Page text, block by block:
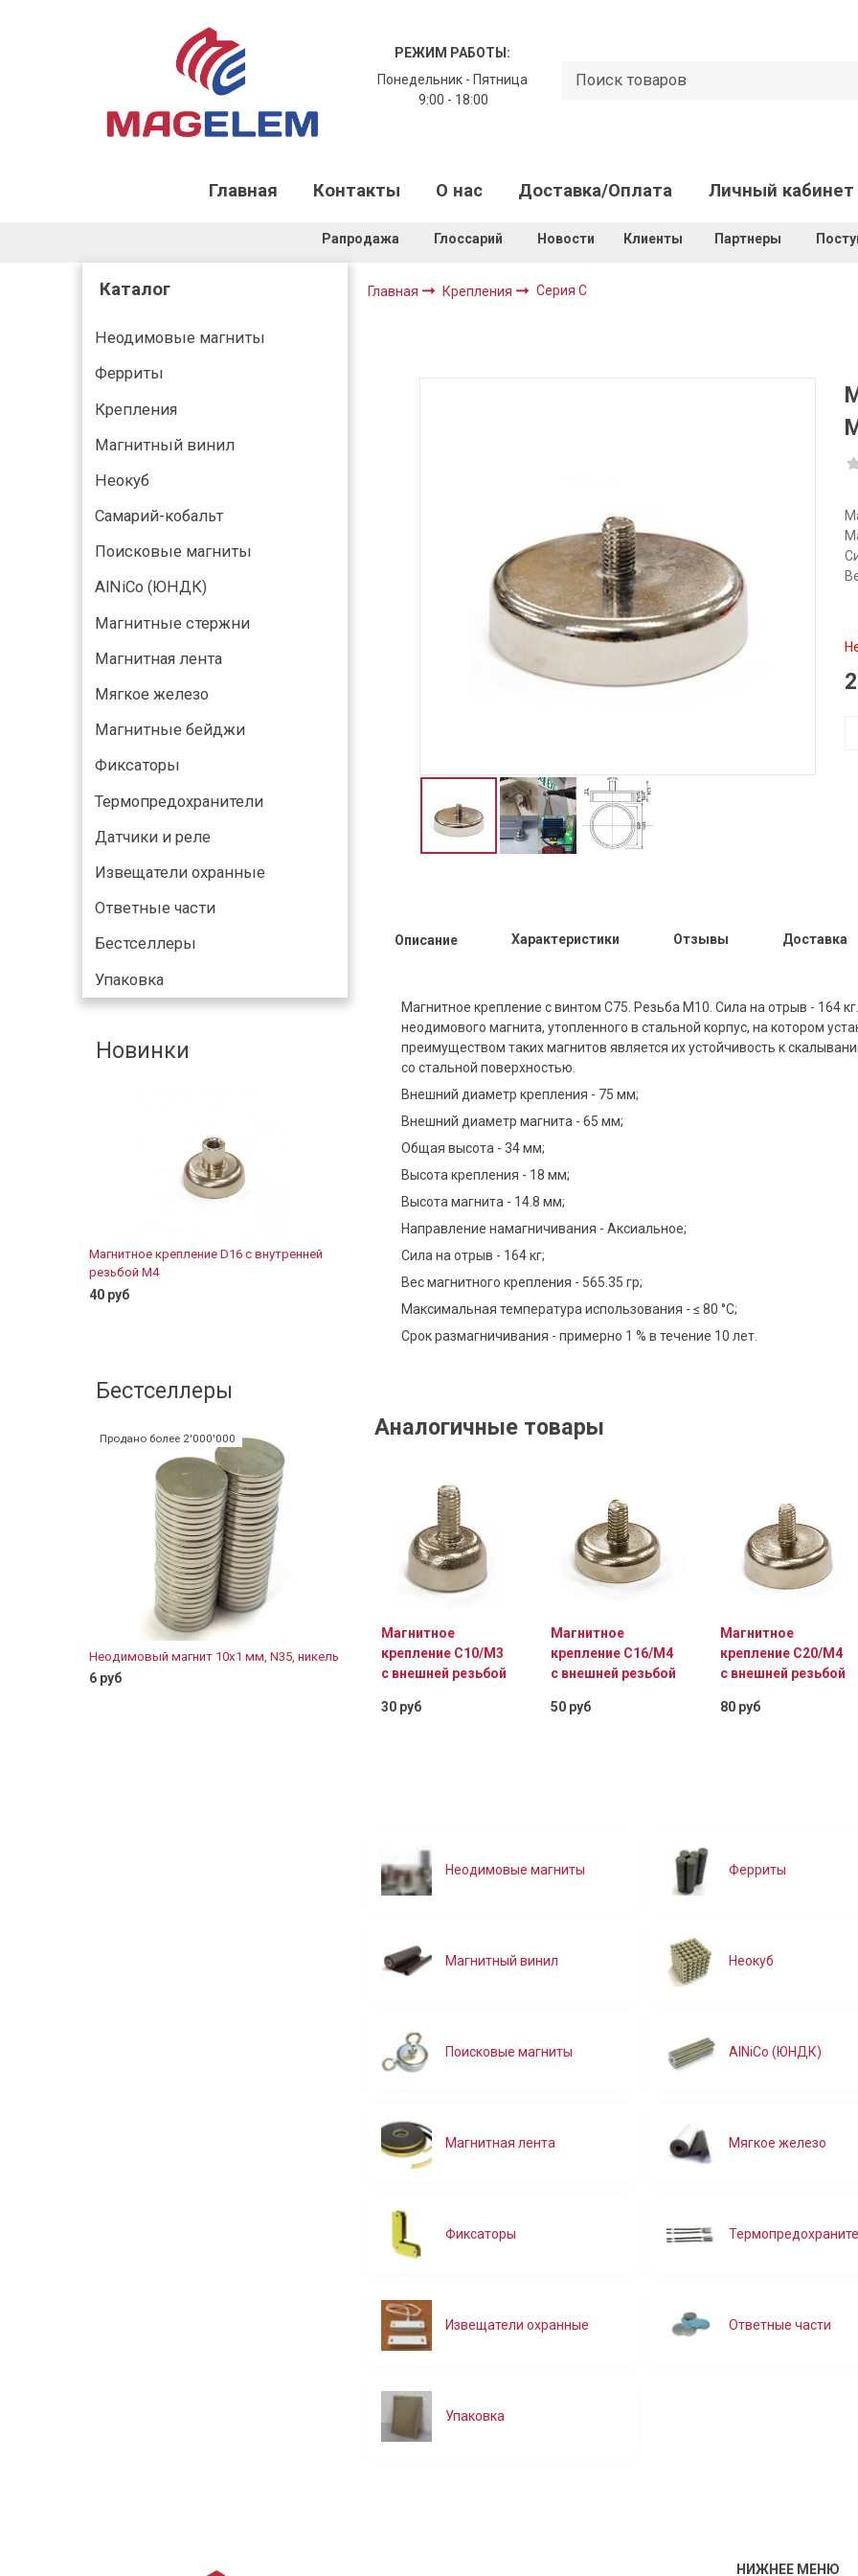
РЕЖИМ РАБОТЫ:
Понедельник - Пятница
9:00 - 18:00
Главная Контакты О нас Доставка/Оплата Личный кабинет
Рапродажа Глоссарий Новости Клиенты Партнеры
Каталог
Неодимовые магниты
Ферриты
Крепления
Магнитный винил
Неокуб
Самарий-кобальт
Поисковые магниты
AlNiCo (ЮНДК)
Магнитные стержни
Магнитная лента
Мягкое железо
Магнитные бейджи
Фиксаторы
Термопредохранители
Датчики и реле
Извещатели охранные
Ответные части
Бестселлеры
Упаковка
Новинки
Магнитное крепление D16 с внутренней
резьбой М4
40 руб
В корзину
Бестселлеры
Продано более 2'000'000
Неодимовый магнит 10х1 мм, N35, никель
6 руб
Неодимовый магнит 14х6.5х1.5 мм, N40,
цинк, блок
Магнит 20х3 мм, феррит
2 руб
В корзину
Главная Крепления Серия C
Описание Характеристики Отзывы Доставка
Магнитное крепление с винтом C75. Резьба М10. Сила на отрыв - 164
неодимового магнита, утопленного в стальной корпус, на котором
преимуществом таких магнитов является их устойчивость к
со стальной поверхностью.
Внешний диаметр крепления - 75 мм;
Внешний диаметр магнита - 65 мм;
Общая высота - 34 мм;
Высота крепления - 18 мм;
Высота магнита - 14.8 мм;
Направление намагничивания - Аксиальное;
Сила на отрыв - 164 кг;
Вес магнитного крепления - 565.35 гр;
Максимальная температура использования - ≤ 80 °C;
Срок размагничивания - примерно 1 % в течение 10 лет.
Аналогичные товары
Магнитное
крепление C10/М3
с внешней резьбой
30 руб
Магнитное
крепление C16/М4
с внешней резьбой
50 руб
Магнитное
крепление C20/М4
с внешней резьбой
80 руб
Неодимовые магниты Ферриты
Магнитный винил Неокуб
Поисковые магниты AlNiCo (ЮНДК)
Магнитная лента Мягкое железо
Фиксаторы
Извещатели охранные Ответные части
Упаковка
НИЖНЕЕ МЕНЮ